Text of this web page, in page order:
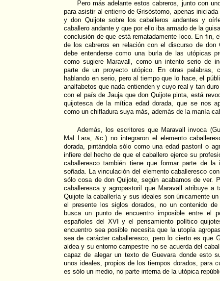
Pero más adelante estos cabreros, junto con
para asistir al entierro de Grisóstomo, apenas
y don Quijote sobre los caballeros andantes y
caballero andante y que por ello iba armado de la
conclusión de que está rematadamente loco. En fin,
de los cabreros en relación con el discurso de don
debe entenderse como una burla de las utópicas
como sugiere Maravall, como un intento serio de
parte de un proyecto utópico. En otras palabras,
hablando en serio, pero al tiempo que lo hace, el
analfabetos que nada entienden y cuyo real y tan
con el país de Jauja que don Quijote pinta, está
quijotesca de la mítica edad dorada, que se nos
como un chifladura suya más, además de la manía
Además, los escritores que Maravall invoca
Mal Lara, &c.) no integraron el elemento
dorada, pintándola sólo como una edad pastoril o
infiere del hecho de que el caballero ejerce su
caballeresco también tiene que formar parte de la
soñada. La vinculación del elemento caballeresco
sólo cosa de don Quijote, según acabamos de ver.
caballeresca y agropastoril que Maravall atribuye a
Quijote la caballería y sus ideales son únicamente
el presente los siglos dorados, no un contenido
busca un punto de encuentro imposible entre el
españoles del XVI y el pensamiento político
encuentro sea posible necesita que la utopía
sea de carácter caballeresco, pero lo cierto es que
aldea y su entorno campestre no se acuerda del
capaz de alegar un texto de Guevara donde esto
unos ideales, propios de los tiempos dorados, para
es sólo un medio, no parte interna de la utópica